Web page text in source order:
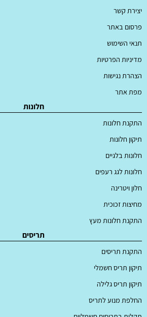
יצירת קשר
פרסום באתר
תנאי השימוש
מדיניות הפרטיות
הצהרת נגישות
מפת אתר
חלונות
התקנת חלונות
תיקון חלונות
חלונות בלגיים
חלונות לגג רעפים
חלון ויטרינה
מחיצות זכוכית
התקנת חלונות מעץ
תריסים
התקנת תריסים
תיקון תריס חשמלי
תיקון תריס גלילה
החלפת מנוע לתריס